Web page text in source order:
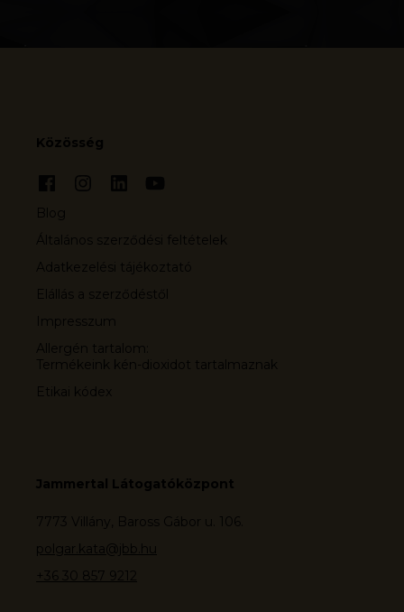
Közösség
Blog
Általános szerződési feltételek
Adatkezelési tájékoztató
Elállás a szerződéstől
Impresszum
Allergén tartalom:
Termékeink kén-dioxidot tartalmaznak
Etikai kódex
Jammertal Látogatóközpont
7773 Villány, Baross Gábor u. 106.
polgar.kata@jbb.hu
+36 30 857 9212